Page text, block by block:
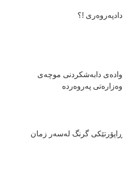
دادپەروەری !؟
وادەی دابەشكردنی موچەی
وەزارەتی پەروەردە
ڕاپۆرتێكی گرنگ لەسەر زمان